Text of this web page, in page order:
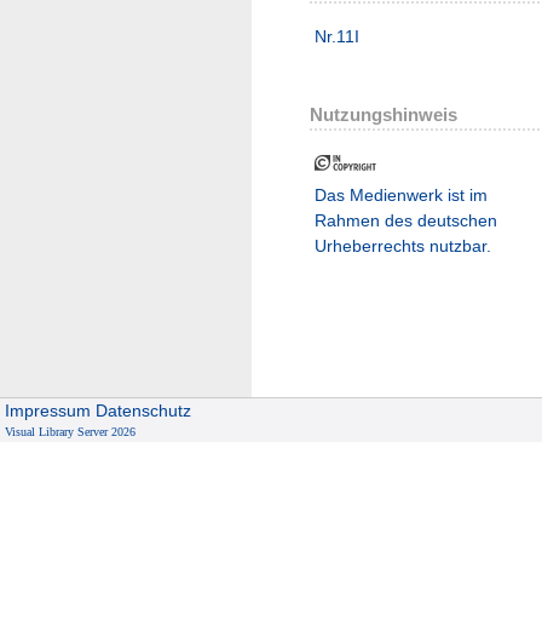
Nr.11I
Nutzungshinweis
Das Medienwerk ist im
Rahmen des deutschen
Urheberrechts nutzbar.
Impressum Datenschutz
Visual Library Server 2026